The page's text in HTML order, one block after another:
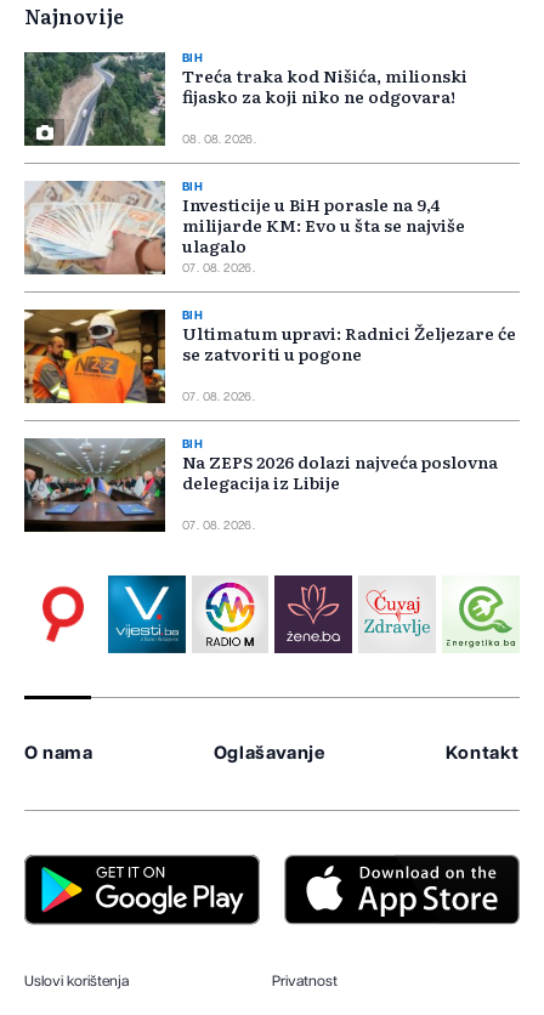
Najnovije
BIH
Treća traka kod Nišića, milionski
fijasko za koji niko ne odgovara!
08. 08. 2026.
BIH
Investicije u BiH porasle na 9,4
milijarde KM: Evo u šta se najviše
ulagalo
07. 08. 2026.
BIH
Ultimatum upravi: Radnici Željezare će
se zatvoriti u pogone
07. 08. 2026.
BIH
Na ZEPS 2026 dolazi najveća poslovna
delegacija iz Libije
07. 08. 2026.
O nama Oglašavanje Kontakt
Uslovi korištenja Privatnost